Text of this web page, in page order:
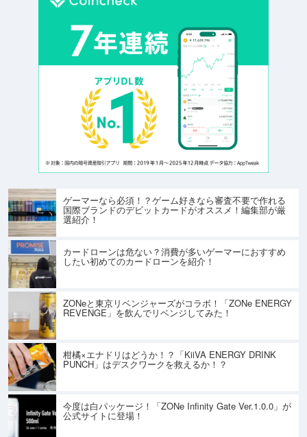
ゲーマーなら必須！？ゲーム好きなら審査不要で作れる
国際ブランドのデビットカードがオススメ！編集部が厳
選紹介！
カードローンは危ない？消費が多いゲーマーにおすすめ
したい初めてのカードローンを紹介！
ZONeと東京リベンジャーズがコラボ！「ZONe ENERGY
REVENGE」を飲んでリベンジしてみた！
柑橘×エナドリはどうか！？「KiiVA ENERGY DRINK
PUNCH」はデスクワークを救えるか！？
今度は白パッケージ！「ZONe Infinity Gate Ver.1.0.0」が
公式サイトに登場！